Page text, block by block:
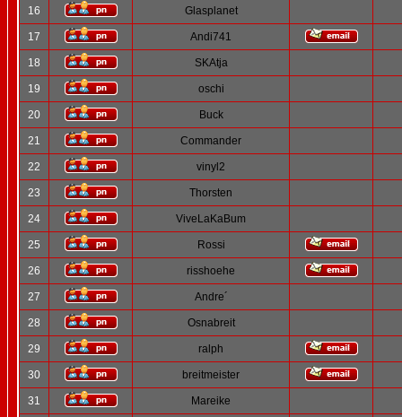
16 Glasplanet
17 Andi741
18 SKAtja
19 oschi
20 Buck
21 Commander
22 vinyl2
23 Thorsten
24 ViveLaKaBum
25 Rossi
26 risshoehe
27 Andre´
28 Osnabreit
29 ralph
30 breitmeister
31 Mareike